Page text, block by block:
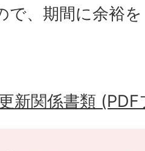
で、期間に余裕
新関係書類